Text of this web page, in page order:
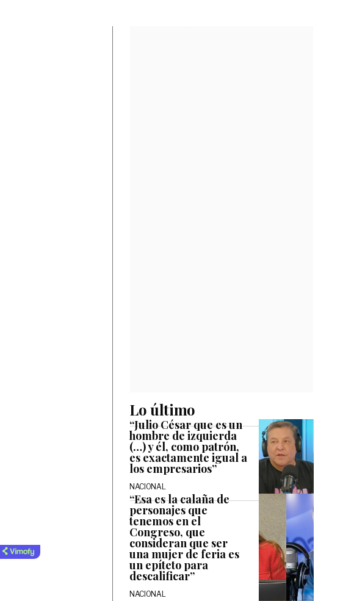
Lo último
“Julio César que es un
hombre de izquierda
(…) y él, como patrón,
es exactamente igual a
los empresarios”
NACIONAL
“Esa es la calaña de
personajes que
tenemos en el
Congreso, que
consideran que ser
una mujer de feria es
un epíteto para
descalificar”
NACIONAL